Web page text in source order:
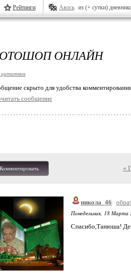
Рейтинги Авось из (+ сутки)
ОНЛАЙН
скрыто для удобства
сообщение
Комментировать «
никола_46
Понедельник, 18 Марта
Спасибо,Танюша!